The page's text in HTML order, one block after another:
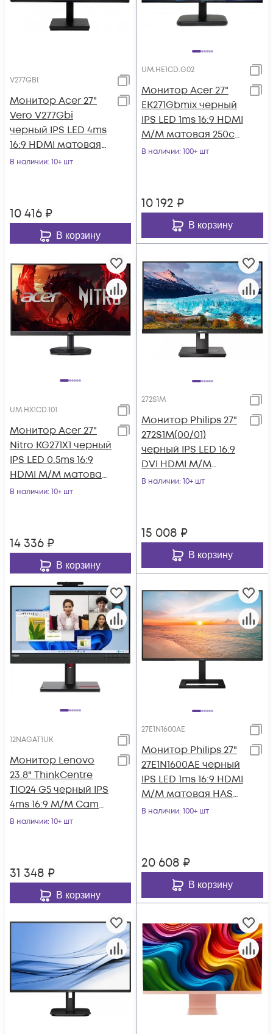
V277GBI
Монитор Acer 27"
Vero V277Gbi
черный IPS LED 4ms
16:9 HDMI матовая
250cd 178гр/178гр
В наличии: 10+ шт
10 416 ₽
В корзину
UM.HE1CD.G02
Монитор Acer 27"
EK271Gbmix черный
IPS LED 1ms 16:9 HDMI
M/M матовая 250cd
178гр/178гр 1920x1080
В наличии: 100+ шт
10 192 ₽
В корзину
UM.HX1CD.101
Монитор Acer 27"
Nitro KG271X1 черный
IPS LED 0.5ms 16:9
HDMI M/M матовая
250cd 178гр/178гр
В наличии: 10+ шт
14 336 ₽
В корзину
272S1M
Монитор Philips 27"
272S1M(00/01)
черный IPS LED 16:9
DVI HDMI M/M
матовая HAS Piv
В наличии: 10+ шт
15 008 ₽
В корзину
12NAGAT1UK
Монитор Lenovo
23.8" ThinkCentre
TIO24 G5 черный IPS
4ms 16:9 M/M Cam
матовая HAS Piv
В наличии: 10+ шт
31 348 ₽
В корзину
27E1N1600AE
Монитор Philips 27"
27E1N1600AE черный
IPS LED 1ms 16:9 HDMI
M/M матовая HAS
350cd 178гр/178гр
В наличии: 100+ шт
20 608 ₽
В корзину